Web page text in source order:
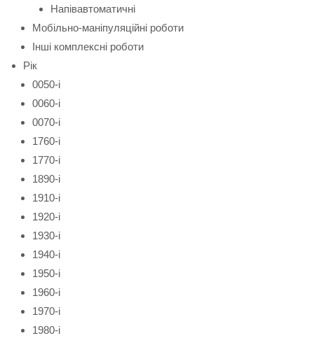
Напівавтоматичні
Мобільно-маніпуляційні роботи
Інші комплексні роботи
Рік
0050-і
0060-і
0070-і
1760-і
1770-і
1890-і
1910-і
1920-і
1930-і
1940-і
1950-і
1960-і
1970-і
1980-і